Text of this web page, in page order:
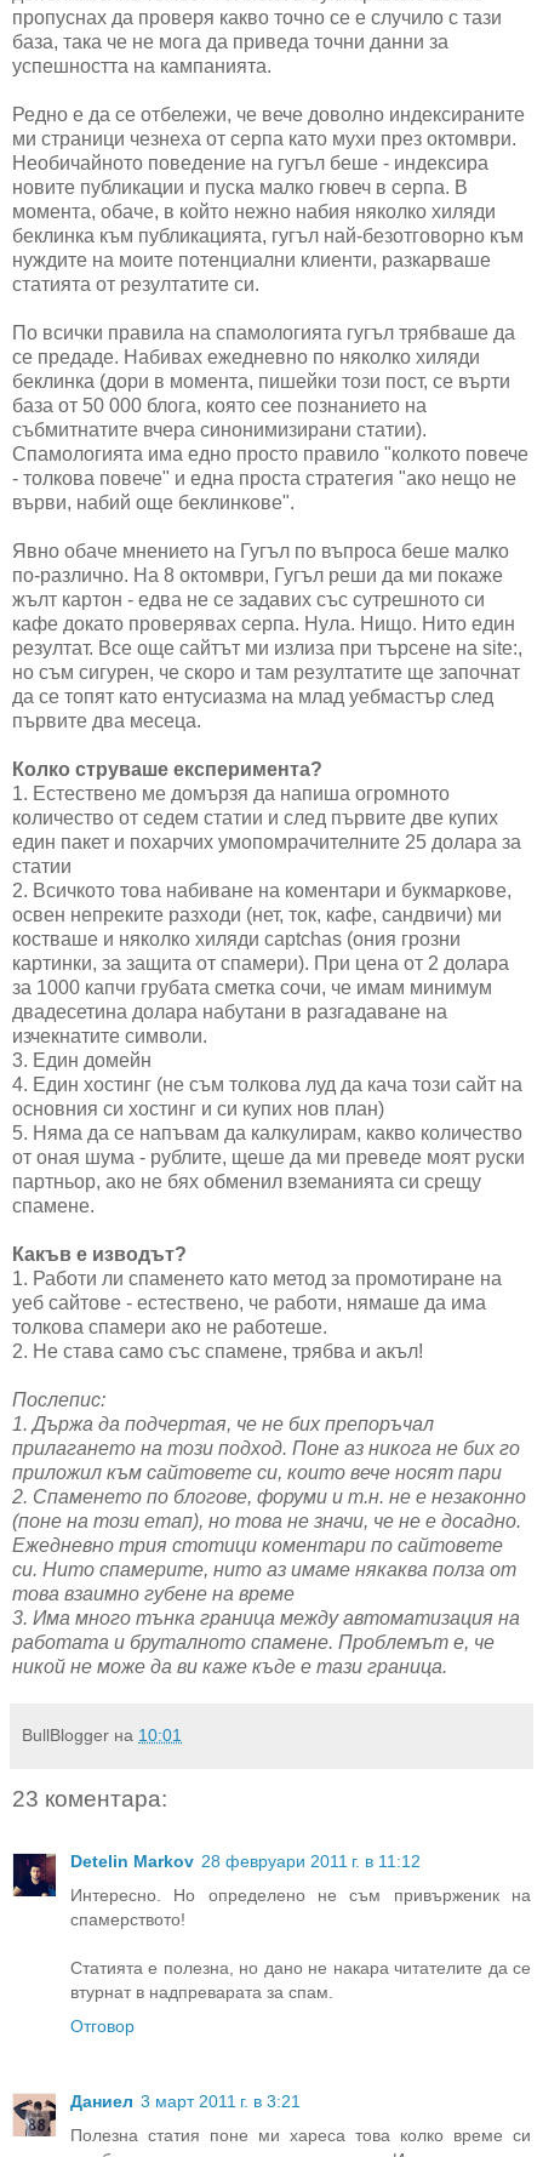
пропуснах да проверя какво точно се е случило с тази
база, така че не мога да приведа точни данни за
успешността на кампанията.
Редно е да се отбележи, че вече доволно индексираните
ми страници чезнеха от серпа като мухи през октомври.
Необичайното поведение на гугъл беше - индексира
новите публикации и пуска малко гювеч в серпа. В
момента, обаче, в който нежно набия няколко хиляди
беклинка към публикацията, гугъл най-безотговорно към
нуждите на моите потенциални клиенти, разкарваше
статията от резултатите си.
По всички правила на спамологията гугъл трябваше да
се предаде. Набивах ежедневно по няколко хиляди
беклинка (дори в момента, пишейки този пост, се върти
база от 50 000 блога, която сее познанието на
събмитнатите вчера синонимизирани статии).
Спамологията има едно просто правило "колкото повече
- толкова повече" и една проста стратегия "ако нещо не
върви, набий още беклинкове".
Явно обаче мнението на Гугъл по въпроса беше малко
по-различно. На 8 октомври, Гугъл реши да ми покаже
жълт картон - едва не се задавих със сутрешното си
кафе докато проверявах серпа. Нула. Нищо. Нито един
резултат. Все още сайтът ми излиза при търсене на site:,
но съм сигурен, че скоро и там резултатите ще започнат
да се топят като ентусиазма на млад уебмастър след
първите два месеца.
Колко струваше експеримента?
1. Естествено ме домързя да напиша огромното
количество от седем статии и след първите две купих
един пакет и похарчих умопомрачителните 25 долара за
статии
2. Всичкото това набиване на коментари и букмаркове,
освен непреките разходи (нет, ток, кафе, сандвичи) ми
костваше и няколко хиляди captchas (ония грозни
картинки, за защита от спамери). При цена от 2 долара
за 1000 капчи грубата сметка сочи, че имам минимум
двадесетина долара набутани в разгадаване на
изчекнатите символи.
3. Един домейн
4. Един хостинг (не съм толкова луд да кача този сайт на
основния си хостинг и си купих нов план)
5. Няма да се напъвам да калкулирам, какво количество
от оная шума - рублите, щеше да ми преведе моят руски
партньор, ако не бях обменил вземанията си срещу
спамене.
Какъв е изводът?
1. Работи ли спаменето като метод за промотиране на
уеб сайтове - естествено, че работи, нямаше да има
толкова спамери ако не работеше.
2. Не става само със спамене, трябва и акъл!
Послепис:
1. Държа да подчертая, че не бих препоръчал
прилагането на този подход. Поне аз никога не бих го
приложил към сайтовете си, които вече носят пари
2. Спаменето по блогове, форуми и т.н. не е незаконно
(поне на този етап), но това не значи, че не е досадно.
Ежедневно трия стотици коментари по сайтовете
си. Нито спамерите, нито аз имаме някаква полза от
това взаимно губене на време
3. Има много тънка граница между автоматизация на
работата и бруталното спамене. Проблемът е, че
никой не може да ви каже къде е тази граница.
BullBlogger на 10:01
23 коментара:
Detelin Markov 28 февруари 2011 г. в 11:12
Интересно. Но определено не съм привърженик на
спамерството!
Статията е полезна, но дано не накара читателите да се
втурнат в надпреварата за спам.
Отговор
Даниел 3 март 2011 г. в 3:21
Полезна статия поне ми хареса това колко време си